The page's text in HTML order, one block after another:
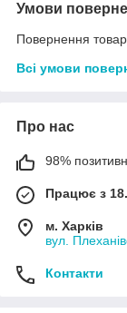
Умови
Повернення
Всі умови
Про нас
98%
Працює з
м. Харків
вул.
Контакти